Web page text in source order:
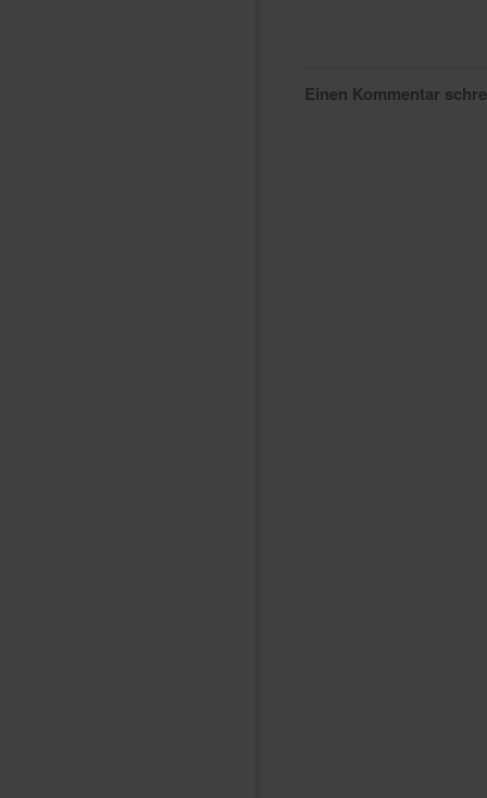
Einen Kommentar